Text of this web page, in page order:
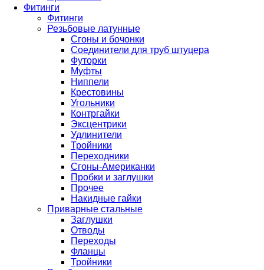
Фитинги
Фитинги
Резьбовые латунные
Сгоны и бочонки
Соединители для труб штуцера
Футорки
Муфты
Ниппели
Крестовины
Угольники
Контргайки
Эксцентрики
Удлинители
Тройники
Переходники
Сгоны-Американки
Пробки и заглушки
Прочее
Накидные гайки
Приварные стальные
Заглушки
Отводы
Переходы
Фланцы
Тройники